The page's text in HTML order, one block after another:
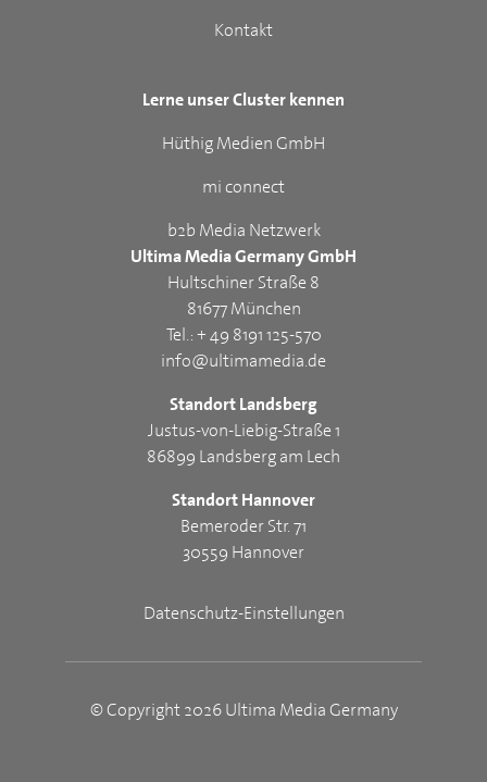
Kontakt
Lerne unser Cluster kennen
Hüthig Medien GmbH
mi connect
b2b Media Netzwerk
Ultima Media Germany GmbH
Hultschiner Straße 8
81677 München
Tel.: + 49 8191 125-570
info@ultimamedia.de
Standort Landsberg
Justus-von-Liebig-Straße 1
86899 Landsberg am Lech
Standort Hannover
Bemeroder Str. 71
30559 Hannover
Datenschutz-Einstellungen
© Copyright 2026 Ultima Media Germany